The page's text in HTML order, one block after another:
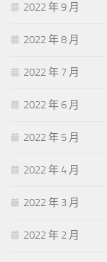
2022 年 9 月
2022 年 8 月
2022 年 7 月
2022 年 6 月
2022 年 5 月
2022 年 4 月
2022 年 3 月
2022 年 2 月